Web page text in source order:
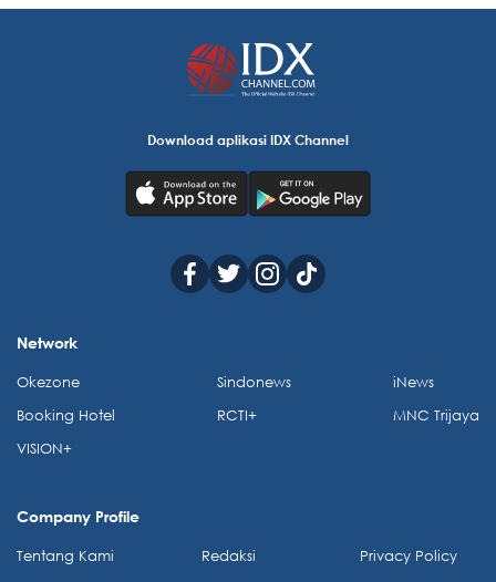
Download aplikasi IDX Channel
Network
Okezone
Booking Hotel
VISION+
Sindonews
RCTI+
iNews
MNC Trijaya
Company Profile
Tentang Kami
Redaksi
Privacy Policy